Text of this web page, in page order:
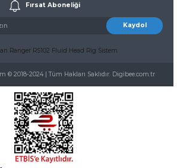
Fırsat Aboneliği
Kaydol
© 2018-2024 | Tüm Hakları Saklıdır. Digibee.com.tr